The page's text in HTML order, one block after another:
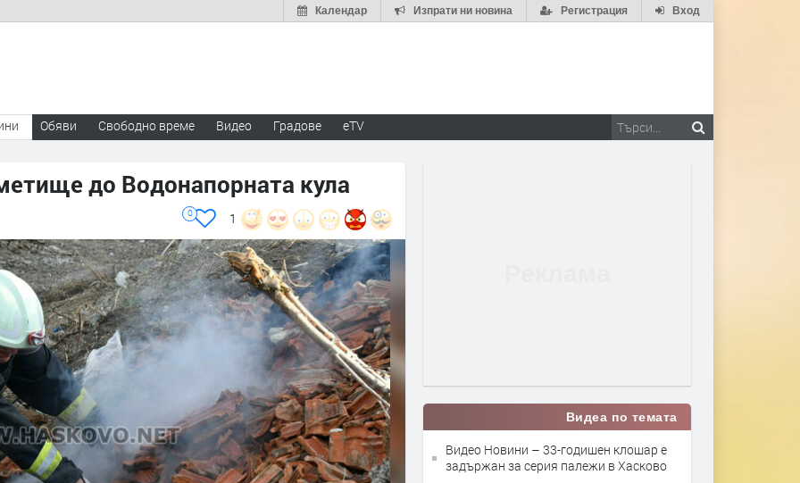
Вход
Регистрация
Изпрати ни новина
Календар
Обяви Свободно време Видео Градове eTV
до Водонапорната кула
1
0
Видеа по темата
Видео Новини – 33-годишен клошар е
задържан за серия палежи в Хасково